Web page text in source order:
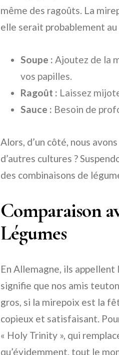
même des ragoûts. La
elle serait probablement
Soupe : Ajoutez de la
vos papilles.
Ragoût : Laissez
Sauce : Besoin de
Alors, d’un côté, nous
d’autres cultures ?
des combinaisons de
Comparaison
Légumes
En Allemagne, ils appellent
signifie que nos amis
gros, si la mirepoix est la
copieux et satisfaisant.
« Holy Trinity », qui
qu’évidemment, tout le